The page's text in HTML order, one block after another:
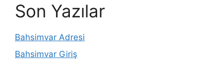
Son Yazılar
Bahsimvar Adresi
Bahsimvar Giriş